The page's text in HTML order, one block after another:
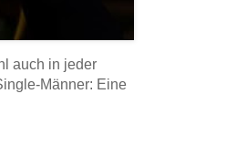
auch in jeder
Männer: Eine